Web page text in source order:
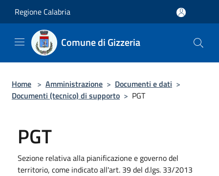
Regione Calabria
Comune di Gizzeria
Home > Amministrazione > Documenti e dati >
Documenti (tecnico) di supporto > PGT
PGT
Sezione relativa alla pianificazione e governo del
territorio, come indicato all'art. 39 del d.lgs. 33/2013